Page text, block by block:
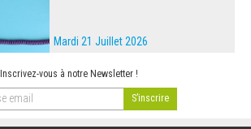
Mardi 21 Juillet 2026
Inscrivez-vous à notre Newsletter !